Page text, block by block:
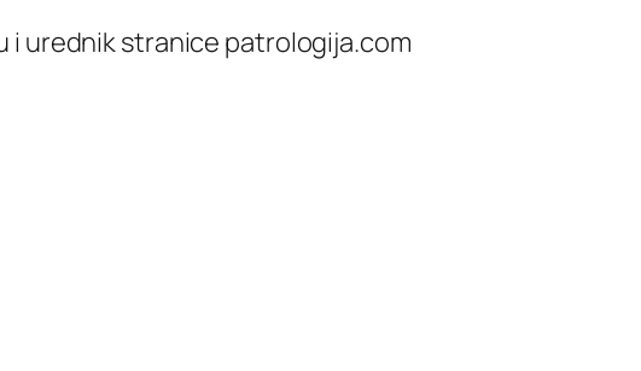
i urednik stranice patrologija.com